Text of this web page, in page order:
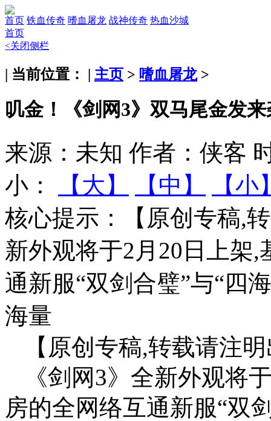
首页 铁血传奇 嗜血屠龙 战神传奇 热血沙城
首页
<关闭侧栏
| 当前位置： | 主页 > 嗜血屠龙>
叽金！《剑网3》双马尾金发
来源：未知 作者：侠客
小：
【大】 【中】
【小
核心提示：
【原创专稿,
新外观将于2月20日上架
通新服“双剑合璧”与“四
海量
【原创专稿,转载请注
《剑网3》全新外观将
房的全网络互通新服“双